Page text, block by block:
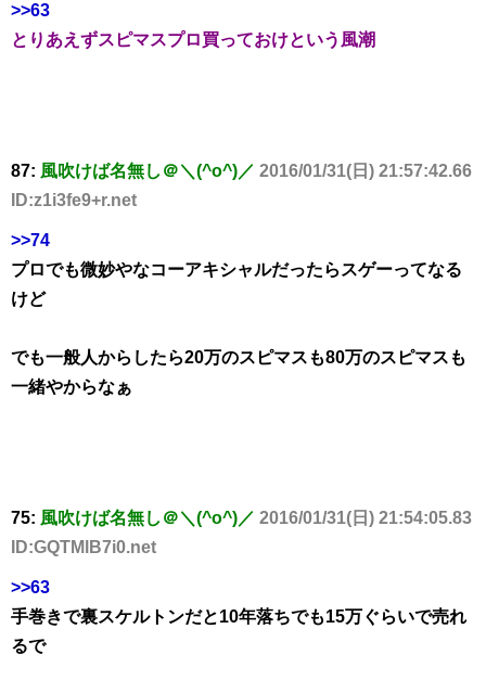
>>63
とりあえずスピマスプロ買っておけという風潮
87: 風吹けば名無し＠＼(^o^)／ 2016/01/31(日) 21:57:42.66
ID:z1i3fe9+r.net
>>74
プロでも微妙やなコーアキシャルだったらスゲーってなる
けど
でも一般人からしたら20万のスピマスも80万のスピマスも
一緒やからなぁ
75: 風吹けば名無し＠＼(^o^)／ 2016/01/31(日) 21:54:05.83
ID:GQTMlB7i0.net
>>63
手巻きで裏スケルトンだと10年落ちでも15万ぐらいで売れ
るで